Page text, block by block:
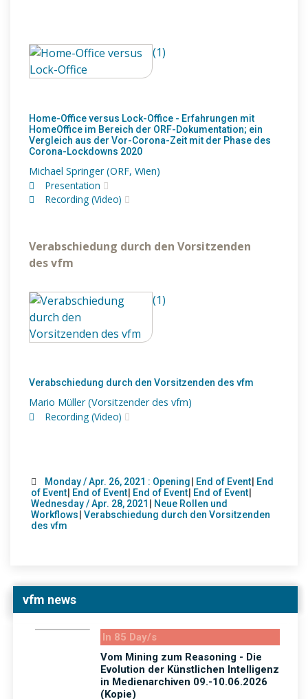
(1)
Home-Office versus Lock-Office - Erfahrungen mit
HomeOffice im Bereich der ORF-Dokumentation; ein
Vergleich aus der Vor-Corona-Zeit mit der Phase des
Corona-Lockdowns 2020
Michael Springer (ORF, Wien)
Presentation
Recording (Video)
Verabschiedung durch den Vorsitzenden
des vfm
(1)
Verabschiedung durch den Vorsitzenden des vfm
Mario Müller (Vorsitzender des vfm)
Recording (Video)
Monday / Apr. 26, 2021 : Opening End of Event
End
of Event
End of Event End of Event End of Event
Wednesday / Apr. 28, 2021
Neue Rollen und
Workflows Verabschiedung durch den Vorsitzenden
des vfm
vfm news
In 85 Day/s
Vom Mining zum Reasoning - Die
Evolution der Künstlichen Intelligenz
in Medienarchiven 09.-10.06.2026
(Kopie)